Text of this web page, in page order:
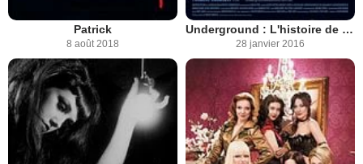
Patrick
8 août 2018
Underground : L'histoire de Julian Assange
28 janvier 2016